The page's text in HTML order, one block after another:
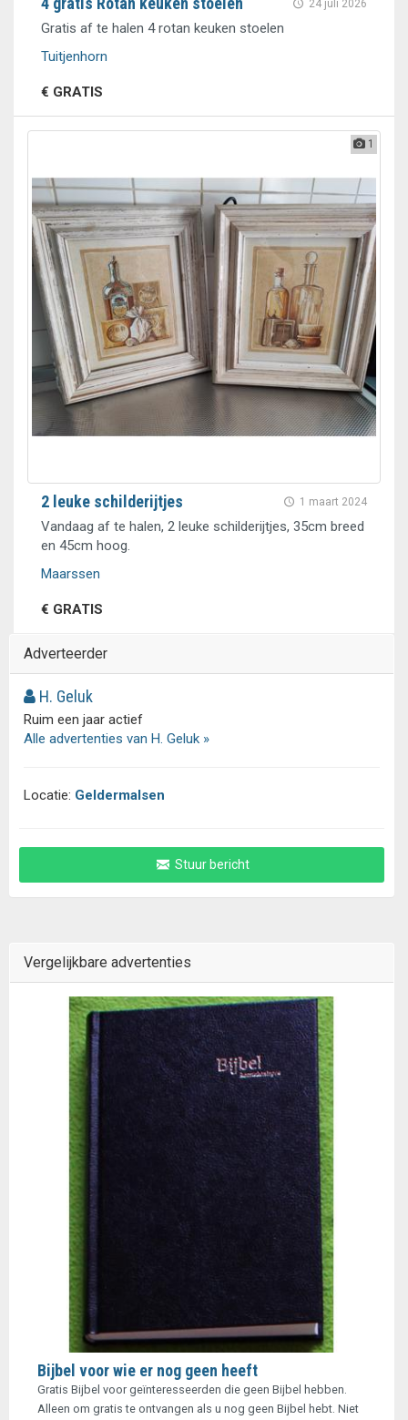
24 juli 2026
Gratis af te halen 4 rotan keuken stoelen
Tuitjenhorn
€ GRATIS
1
1 maart 2024
2 leuke schilderijtjes
Vandaag af te halen, 2 leuke schilderijtjes, 35cm breed
en 45cm hoog.
Maarssen
€ GRATIS
Adverteerder
H. Geluk
Ruim een jaar actief
Alle advertenties van H. Geluk »
Locatie: Geldermalsen
Stuur bericht
Vergelijkbare advertenties
Bijbel voor wie er nog geen heeft
Gratis Bijbel voor geïnteresseerden die geen Bijbel hebben.
Alleen om gratis te ontvangen als u nog geen Bijbel hebt. Niet